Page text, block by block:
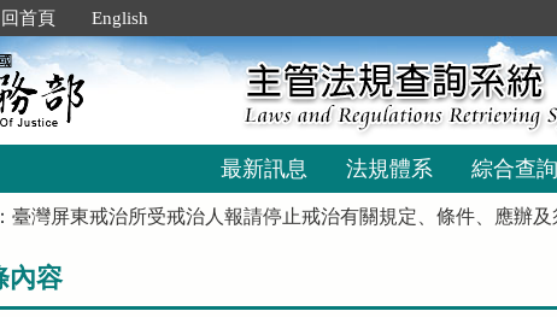
回首頁 English
最新訊息 法規體系 綜合查詢
臺灣屏東戒治所受戒治人報請停止戒治有關規定、條件、應辦
內容